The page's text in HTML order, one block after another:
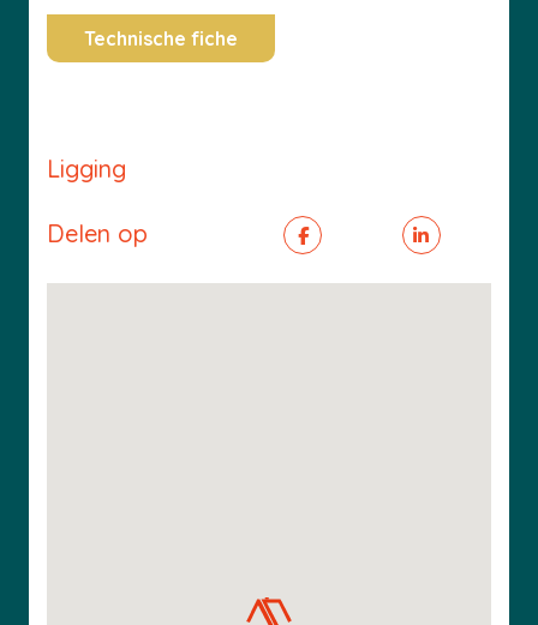
Technische fiche
Ligging
Delen op